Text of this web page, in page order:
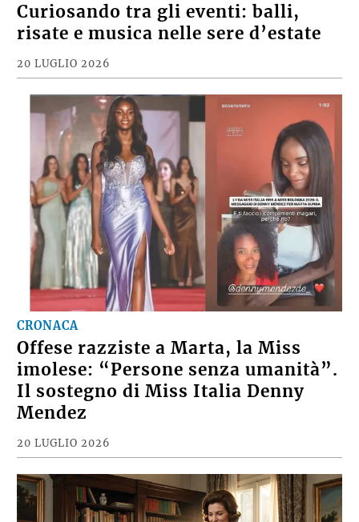
Curiosando tra gli eventi: balli,
risate e musica nelle sere d’estate
20 LUGLIO 2026
CRONACA
Offese razziste a Marta, la Miss
imolese: “Persone senza umanità”.
Il sostegno di Miss Italia Denny
Mendez
20 LUGLIO 2026